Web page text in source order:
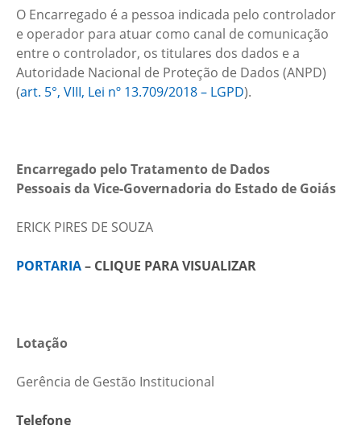
O Encarregado é a pessoa indicada pelo controlador
e operador para atuar como canal de comunicação
entre o controlador, os titulares dos dados e a
Autoridade Nacional de Proteção de Dados (ANPD)
(art. 5°, VIII, Lei nº 13.709/2018 – LGPD).
Encarregado pelo Tratamento de Dados
Pessoais da Vice-Governadoria do Estado de Goiás
ERICK PIRES DE SOUZA
PORTARIA– CLIQUE PARA VISUALIZAR
Lotação
Gerência de Gestão Institucional
Telefone